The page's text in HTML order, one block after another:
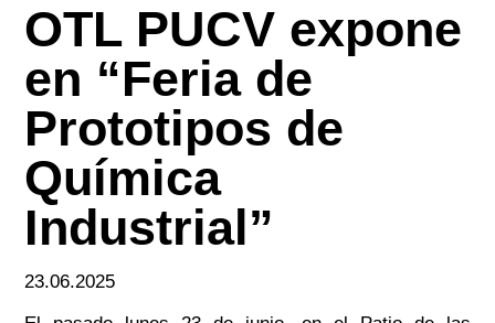
OTL PUCV expone
en “Feria de
Prototipos de
Química
Industrial”
23.06.2025